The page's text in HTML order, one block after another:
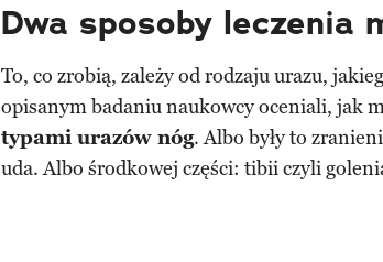
Dwa sposoby leczenia
To, co zrobią, zależy od rodzaju urazu,
opisanym badaniu naukowcy oceniali, jak
typami urazów nóg. Albo były to
uda. Albo środkowej części: tibii czyli